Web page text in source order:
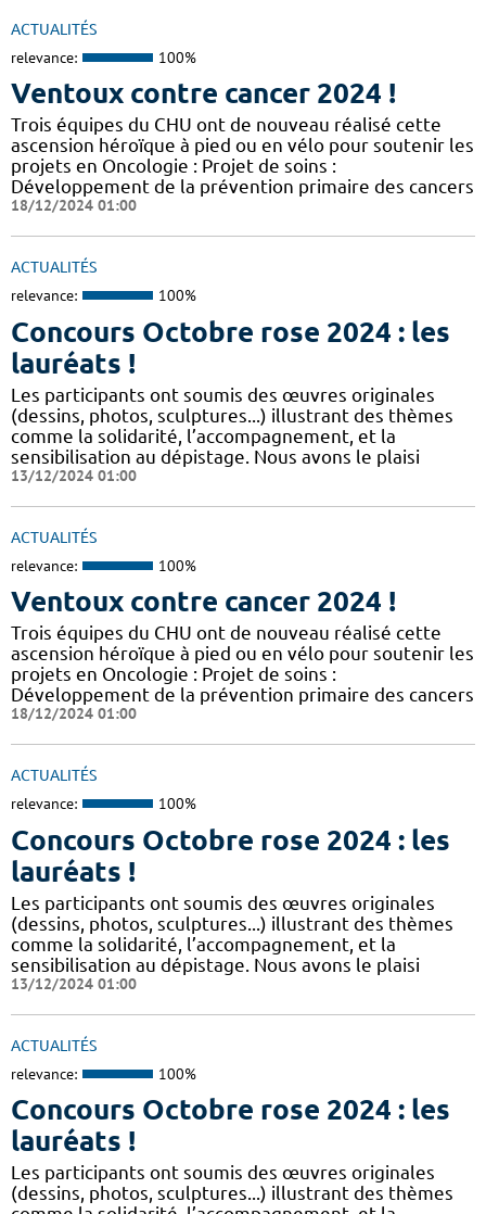
ACTUALITÉS
relevance: 100%
Ventoux contre cancer 2024 !
​​​Trois équipes du CHU ont de nouveau réalisé cette
ascension héroïque à pied ou en vélo pour soutenir les
projets en Oncologie : Projet de soins :
Développement de la prévention primaire des cancers
18/12/2024 01:00
ACTUALITÉS
relevance: 100%
Concours Octobre rose 2024 : les
lauréats !
Les participants ont soumis des œuvres originales
(dessins, photos, sculptures...) illustrant des thèmes
comme la solidarité, l’accompagnement, et la
sensibilisation au dépistage. Nous avons le plaisi
13/12/2024 01:00
ACTUALITÉS
relevance: 100%
Ventoux contre cancer 2024 !
​​​Trois équipes du CHU ont de nouveau réalisé cette
ascension héroïque à pied ou en vélo pour soutenir les
projets en Oncologie : Projet de soins :
Développement de la prévention primaire des cancers
18/12/2024 01:00
ACTUALITÉS
relevance: 100%
Concours Octobre rose 2024 : les
lauréats !
Les participants ont soumis des œuvres originales
(dessins, photos, sculptures...) illustrant des thèmes
comme la solidarité, l’accompagnement, et la
sensibilisation au dépistage. Nous avons le plaisi
13/12/2024 01:00
ACTUALITÉS
relevance: 100%
Concours Octobre rose 2024 : les
lauréats !
Les participants ont soumis des œuvres originales
(dessins, photos, sculptures...) illustrant des thèmes